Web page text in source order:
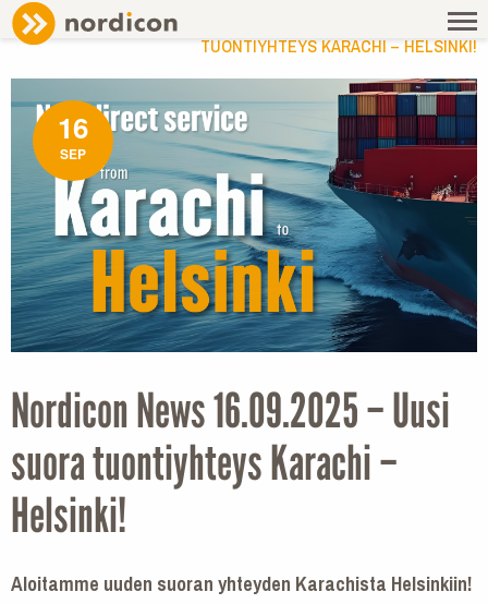
NEWS/ NORDICON NEWS 16.09.2025 – UUSI SUORA
TUONTIYHTEYS KARACHI – HELSINKI!
16
SEP
Nordicon News 16.09.2025 – Uusi
suora tuontiyhteys Karachi –
Helsinki!
Aloitamme uuden suoran yhteyden Karachista Helsinkiin!